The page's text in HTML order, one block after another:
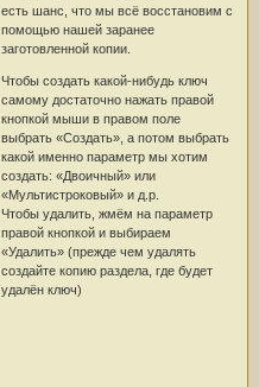
есть шанс, что мы всё восстановим с
помощью нашей заранее
заготовленной копии.
Чтобы создать какой-нибудь ключ
самому достаточно нажать правой
кнопкой мыши в правом поле
выбрать «Создать», а потом выбрать
какой именно параметр мы хотим
создать: «Двоичный» или
«Мультистроковый» и д.р.
Чтобы удалить, жмём на параметр
правой кнопкой и выбираем
«Удалить» (прежде чем удалять
создайте копию раздела, где будет
удалён ключ)